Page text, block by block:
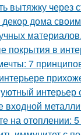
вытяжку через
дома
покрытия в
7
входной
на отоплении: